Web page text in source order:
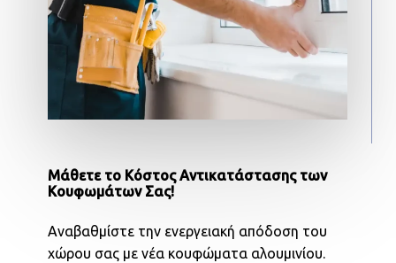
Μάθετε το Κόστος Αντικατάστασης των
Κουφωμάτων Σας!
Αναβαθμίστε την ενεργειακή απόδοση του
χώρου σας με νέα κουφώματα αλουμινίου.